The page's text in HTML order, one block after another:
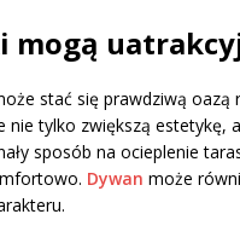
mogą
stać się prawdziwą
nie tylko zwiększą estetykę,
sposób na ocieplenie
Dywan może